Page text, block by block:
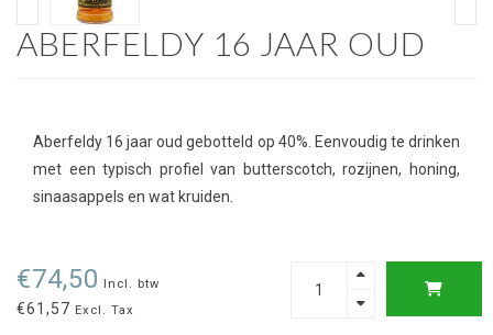
ABERFELDY 16 JAAR OUD
Aberfeldy 16 jaar oud gebotteld op 40%. Eenvoudig te drinken
met een typisch profiel van butterscotch, rozijnen, honing,
sinaasappels en wat kruiden.
€74,50 Incl. btw
€61,57 Excl. Tax